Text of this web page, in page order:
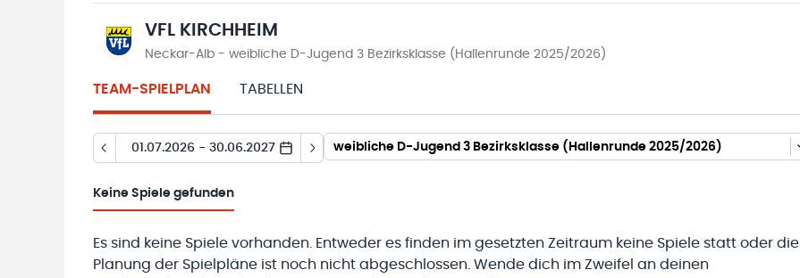
VFL KIRCHHEIM
Neckar-Alb - weibliche D-Jugend 3 Bezirksklasse (Hallenrunde 2025/2026)
TEAM-SPIELPLAN TABELLEN
01.07.2026 - 30.06.2027 weibliche D-Jugend 3 Bezirksklasse (Hallenrunde 2025/2026)
Keine Spiele gefunden
Es sind keine Spiele vorhanden. Entweder es finden im gesetzten Zeitraum keine Spiele statt oder die
Planung der Spielpläne ist noch nicht abgeschlossen. Wende dich im Zweifel an deinen